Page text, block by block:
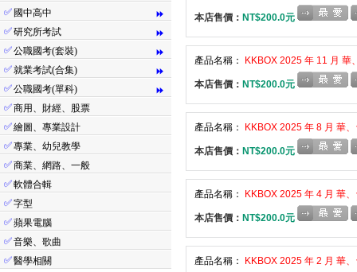
⏩
✅ 國中高中
⏩
✅研究所考試
⏩
✅公職國考(套裝)
⏩
✅就業考試(合集)
⏩
✅公職國考(單科)
✅商用、財經、股票
✅繪圖、專業設計
✅專業、幼兒教學
✅商業、網路、一般
✅軟體合輯
✅字型
✅蘋果電腦
✅音樂、歌曲
✅醫學相關
本店售價： NT$200.0元
產品名稱： KKBOX 2025 年 11 月
本店售價： NT$200.0元
產品名稱： KKBOX 2025 年 8 月 華
本店售價： NT$200.0元
產品名稱： KKBOX 2025 年 4 月 華
本店售價： NT$200.0元
產品名稱： KKBOX 2025 年 2 月 華